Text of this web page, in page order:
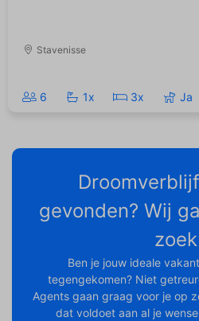
Stavenisse
6 1x 3x Ja
gevonden? Wij
Ben je jouw ideale
tegengekomen? Niet
Agents gaan graag voor je op
dat voldoet aan al je